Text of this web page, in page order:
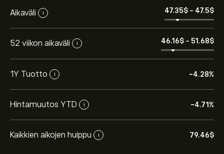
Aikaväli i 47.35‎$‎ - 47.5‎$‎
52 viikon aikaväli i 46.16‎$‎ - 51.68‎$‎
1Y Tuotto i -4.28%
Hintamuutos YTD i -4.71%
Kaikkien aikojen huippu i 79.46‎$‎